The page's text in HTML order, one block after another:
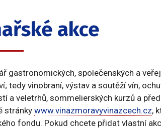
akce
gastronomických, společenských a
tedy vinobraní, výstav a soutěží vín,
a veletrhů, sommelierských kurzů a
stránky www.vinazmoravyvinazcech.cz,
fondu. Pokud chcete přidat vlastní